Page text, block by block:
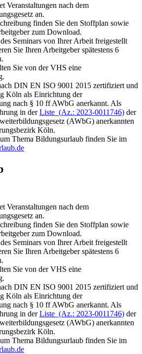
Veranstaltungen nach dem
an.
finden Sie den Stoffplan sowie
zum Download.
Seminars von Ihrer Arbeit freigestellt
Sie Ihren Arbeitgeber spätestens 6
Sie von der VHS eine
DIN EN ISO 9001 2015 zertifiziert und
Köln als Einrichtung der
nach § 10 ff AWbG anerkannt. Als
in derListe (Az.: 2023-0011746) der
(AWbG) anerkannten
Köln.
Thema Bildungsurlaub finden Sie im
Veranstaltungen nach dem
an.
finden Sie den Stoffplan sowie
zum Download.
Seminars von Ihrer Arbeit freigestellt
Sie Ihren Arbeitgeber spätestens 6
Sie von der VHS eine
DIN EN ISO 9001 2015 zertifiziert und
Köln als Einrichtung der
nach § 10 ff AWbG anerkannt. Als
in derListe (Az.: 2023-0011746) der
(AWbG) anerkannten
Köln.
Thema Bildungsurlaub finden Sie im